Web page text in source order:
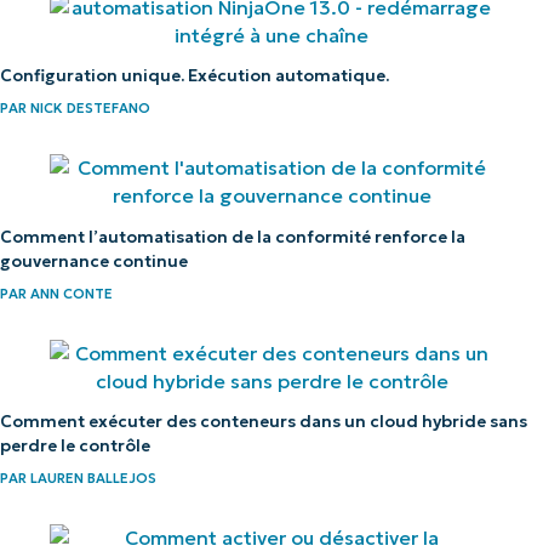
Configuration unique. Exécution automatique.
PAR NICK DESTEFANO
Comment l’automatisation de la conformité renforce la
gouvernance continue
PAR ANN CONTE
Comment exécuter des conteneurs dans un cloud hybride sans
perdre le contrôle
PAR LAUREN BALLEJOS